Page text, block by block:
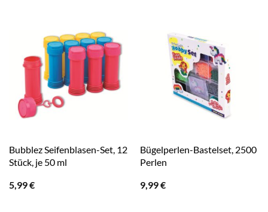
Bubblez Seifenblasen-Set, 12
Stück, je 50 ml
5,99€
Bügelperlen-Bastelset, 2500
Perlen
9,99€